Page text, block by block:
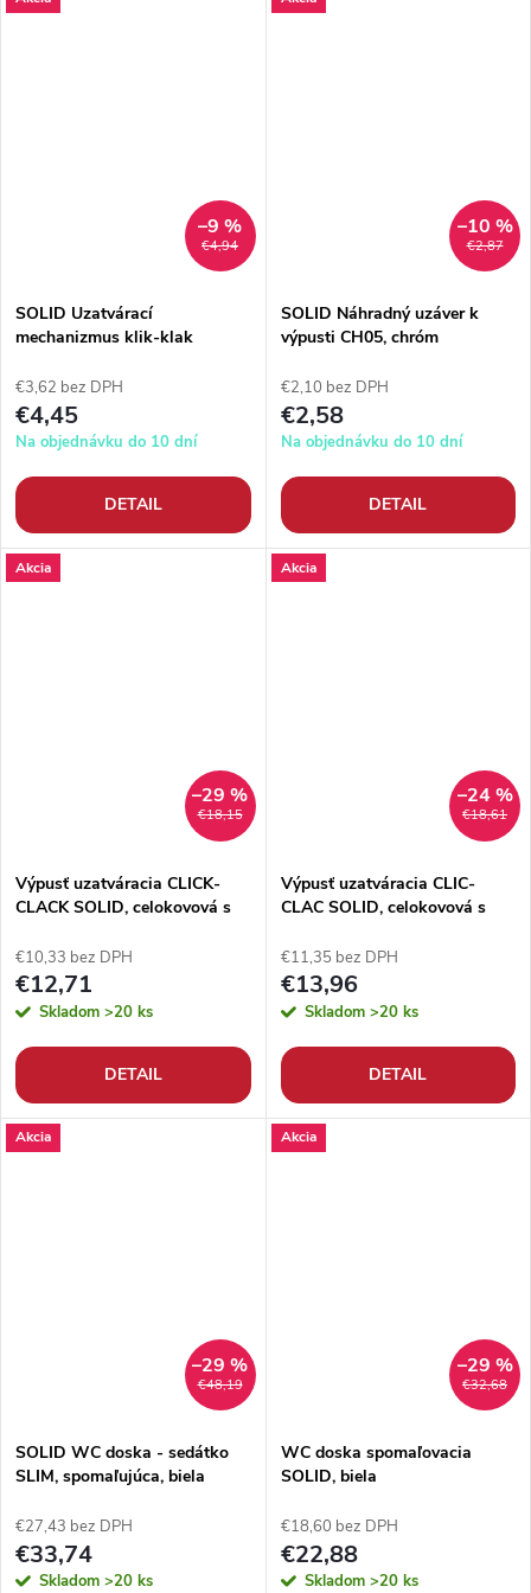
€4,94
–9 %
SOLID Uzatvárací
mechanizmus klik-klak
€3,62 bez DPH
€4,45
Na objednávku do 10 dní
DETAIL
€2,87
–10 %
SOLID Náhradný uzáver k
výpusti CH05, chróm
€2,10 bez DPH
€2,58
Na objednávku do 10 dní
DETAIL
Akcia
€18,15
–29 %
Výpusť uzatváracia CLICK-
CLACK SOLID, celokovová s
5/4", guľatá
€10,33 bez DPH
€12,71
Skladom >20 ks
DETAIL
Akcia
€18,61
–24 %
Výpusť uzatváracia CLIC-
CLAC SOLID, celokovová s
mosadz, ø 5/4"
€11,35 bez DPH
€13,96
Skladom >20 ks
DETAIL
Akcia
€48,19
–29 %
SOLID WC doska - sedátko
SLIM, spomaľujúca, biela
€27,43 bez DPH
€33,74
Skladom >20 ks
Akcia
€32,68
–29 %
WC doska spomaľovacia
SOLID, biela
€18,60 bez DPH
€22,88
Skladom >20 ks